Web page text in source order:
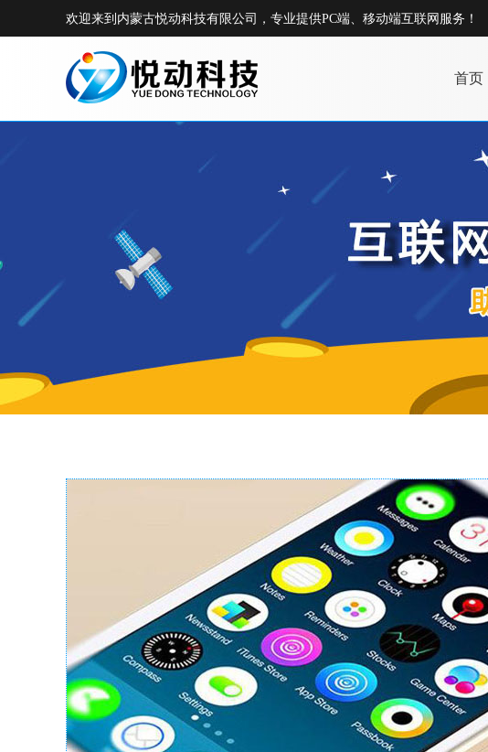
首页
欢迎来到内蒙古悦动科技有限公司，专业提供PC端、移动端互联网服务！